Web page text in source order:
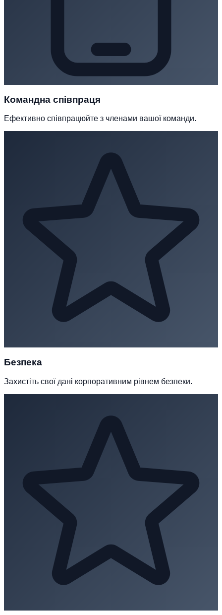
Командна співпраця
Ефективно співпрацюйте з членами вашої команди.
Безпека
Захистіть свої дані корпоративним рівнем безпеки.